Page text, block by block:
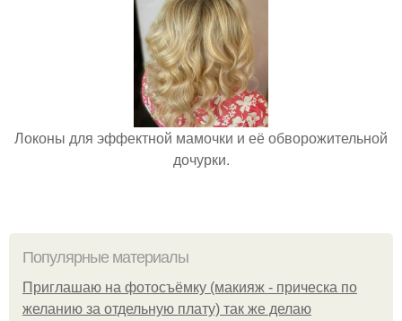
Локоны для эффектной мамочки и её обворожительной
дочурки.
Популярные материалы
Приглашаю на фотосъёмку (макияж - прическа по
желанию за отдельную плату) так же делаю